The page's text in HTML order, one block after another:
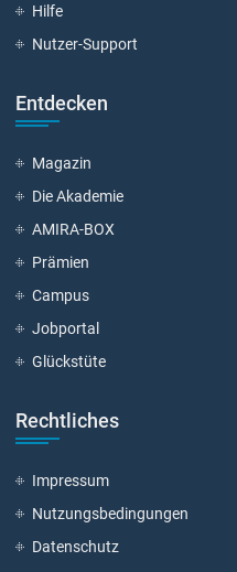
Hilfe
Nutzer-Support
Entdecken
Magazin
Die Akademie
AMIRA-BOX
Prämien
Campus
Jobportal
Glückstüte
Rechtliches
Impressum
Nutzungsbedingungen
Datenschutz